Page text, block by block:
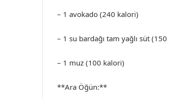
– 1 avokado (240 kalori)
– 1 su bardağı tam yağlı süt
– 1 muz (100 kalori)
**Ara Öğün:**